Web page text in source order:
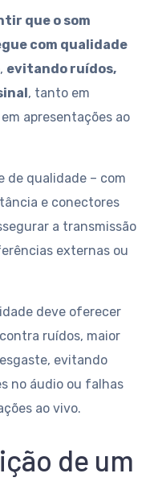
que o som
com qualidade
, evitando ruídos,
, tanto em
apresentações ao
de qualidade – com
e conectores
a transmissão
externas ou
deve oferecer
ruídos, maior
evitando
no áudio ou falhas
ao vivo.
de um